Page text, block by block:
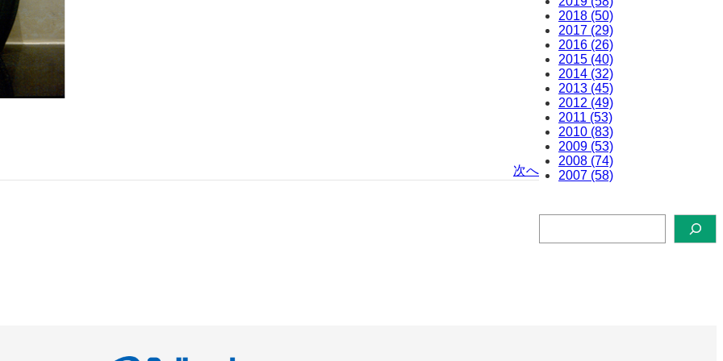
次へ
2018 (50)
2017 (29)
2016 (26)
2015 (40)
2014 (32)
2013 (45)
2012 (49)
2011 (53)
2010 (83)
2009 (53)
2008 (74)
2007 (58)